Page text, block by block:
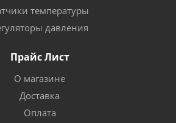
температуры
давления
Прайс Лист
О магазине
Доставка
Оплата